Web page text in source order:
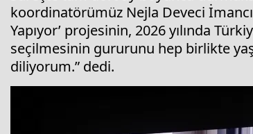
koordinatörümüz Nejla Deveci
Yapıyor’ projesinin, 2026 yılında
seçilmesinin gururunu hep birlikte
diliyorum.” dedi.